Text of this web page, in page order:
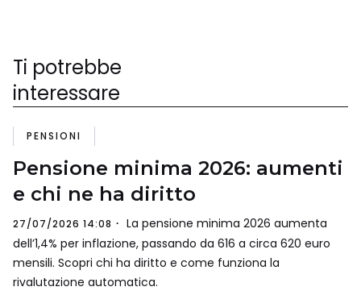
Ti potrebbe
interessare
PENSIONI
Pensione minima 2026: aumenti
e chi ne ha diritto
27/07/2026 14:08
La pensione minima 2026 aumenta
dell’1,4% per inflazione, passando da 616 a circa 620 euro
mensili. Scopri chi ha diritto e come funziona la
rivalutazione automatica.